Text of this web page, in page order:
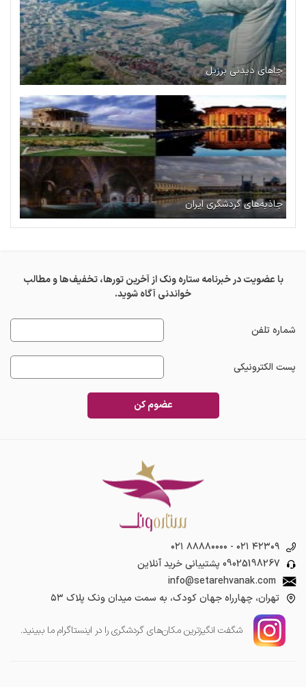
جاهای دیدنی برزیل
جاذبه‌های گردشگری ایران
با عضویت در خبرنامه ستاره ونک از آخرین تورها، تخفیف‌ها و مطالب
خواندنی آگاه شوید.
شماره تلفن
پست الکترونیکی
عضوم کن
۰۲۱ ۸۸۸۸۰۰۰۰ - ۰۲۱ ۴۲۳۰۹
09025198267 پشتیبانی خرید آنلاین
info@setarehvanak.com
تهران، چهارراه جهان کودک، به سمت میدان ونک پلاک ۵۳
شگفت انگیز‌ترین مکان‌های گردشگری را در اینستاگرام ما ببینید.